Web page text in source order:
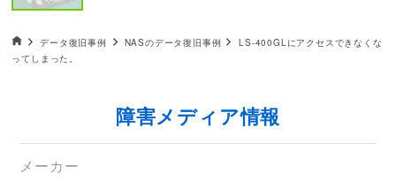
データ復旧HOME
データ復旧事例 NASのデータ復旧事例
LS-400GLにアクセスできなくな
ってしまった。
障害メディア情報
メーカー